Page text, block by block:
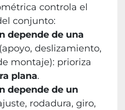
controla el
conjunto:
depende de una
(apoyo, deslizamiento,
montaje): prioriza
plana.
depende de un
rodadura, giro,